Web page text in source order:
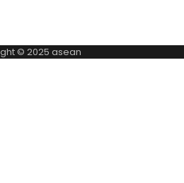
© 2025 asean